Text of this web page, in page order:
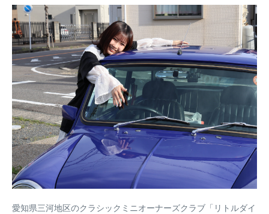
愛知県三河地区のクラシックミニオーナーズクラブ「リトルダイ